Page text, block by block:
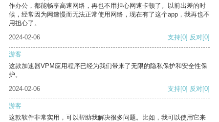
作办公，都能畅享高速网络，再也不用担心网速卡顿了。以前出差的时
候，经常因为网速慢而无法正常使用网络，现在有了这个app，我再也不
用担心了。
2024-02-06
支持[0] 反对[0]
游客
这款加速器VPM应用程序已经为我们带来了无限的隐私保护和安全性保
护。
2024-02-06
支持[0] 反对[0]
游客
这款软件非常实用，可以帮助我解决很多问题。比如，我可以使用它来